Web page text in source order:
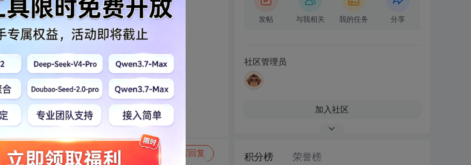
举报 写回复
发帖 与我相关 我的任务 分享
社区管理员
加入社区
积分榜 荣誉榜